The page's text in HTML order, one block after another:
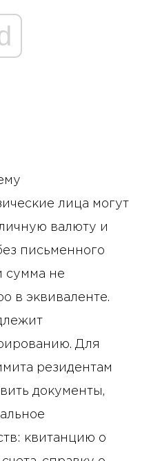
лица могут
валюту и
письменного
сумма не
в эквиваленте.
Для
резидентам
документы,
квитанцию о